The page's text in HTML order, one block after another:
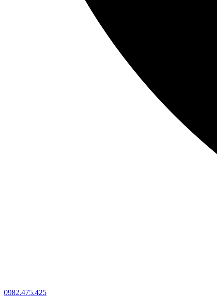
0982.475.425